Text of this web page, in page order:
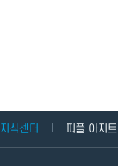
지식센터 피플 아지트